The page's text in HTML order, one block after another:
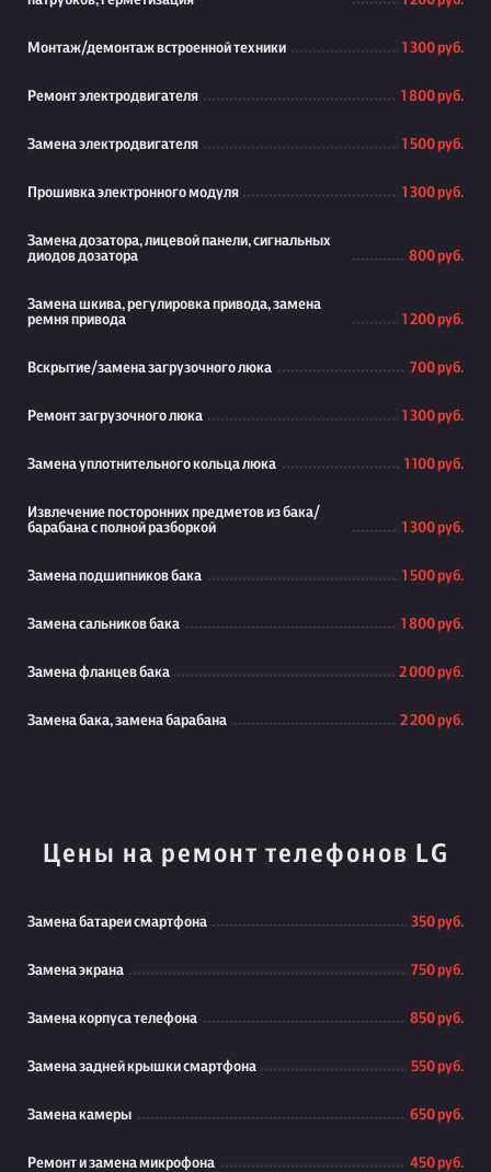
Монтаж/демонтаж встроенной техники 1 300 руб.
Ремонт электродвигателя 1 800 руб.
Замена электродвигателя 1 500 руб.
Прошивка электронного модуля 1 300 руб.
Замена дозатора, лицевой панели, сигнальных
диодов дозатора
800 руб.
Замена шкива, регулировка привода, замена
ремня привода
1 200 руб.
Вскрытие/замена загрузочного люка 700 руб.
Ремонт загрузочного люка 1 300 руб.
Замена уплотнительного кольца люка 1 100 руб.
Извлечение посторонних предметов из бака/
барабана с полной разборкой
1 300 руб.
Замена подшипников бака 1 500 руб.
Замена сальников бака 1 800 руб.
Замена фланцев бака 2 000 руб.
Замена бака, замена барабана 2 200 руб.
Цены на ремонт телефонов LG
Замена батареи смартфона 350 руб.
Замена экрана 750 руб.
Замена корпуса телефона 850 руб.
Замена задней крышки смартфона 550 руб.
Замена камеры 650 руб.
Ремонт и замена микрофона 450 руб.